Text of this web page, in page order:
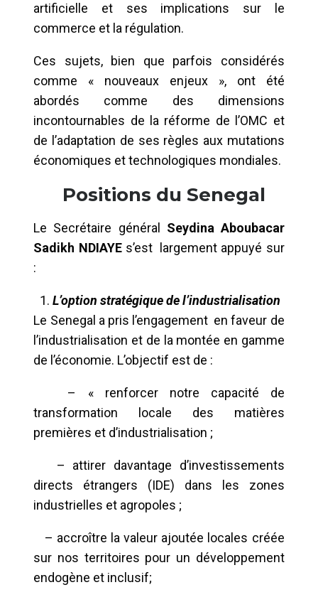
artificielle et ses implications sur le
commerce et la régulation.
Ces sujets, bien que parfois considérés
comme « nouveaux enjeux », ont été
abordés comme des dimensions
incontournables de la réforme de l’OMC et
de l’adaptation de ses règles aux mutations
économiques et technologiques mondiales.
Positions du Senegal
Le Secrétaire général Seydina Aboubacar
Sadikh NDIAYEs’est largement appuyé sur
:
L’option stratégique de l’industrialisation
Le Senegal a pris l’engagement en faveur de
l’industrialisation et de la montée en gamme
de l’économie. L’objectif est de :
– « renforcer notre capacité de
transformation locale des matières
premières et d’industrialisation ;
– attirer davantage d’investissements
directs étrangers (IDE) dans les zones
industrielles et agropoles ;
– accroître la valeur ajoutée locales créée
sur nos territoires pour un développement
endogène et inclusif;